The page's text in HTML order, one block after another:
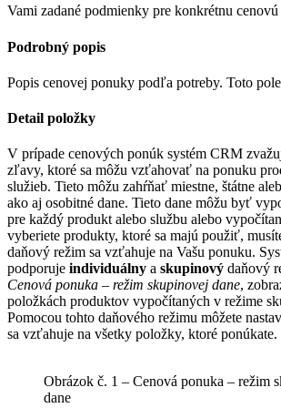
Vami zadané podmienky pre konkrétnu
Podrobný popis
Popis cenovej ponuky podľa potreby. Toto
Detail položky
V prípade cenových ponúk systém CRM
zľavy, ktoré sa môžu vzťahovať na ponuku
služieb. Tieto môžu zahŕňať miestne, štátne
ako aj osobitné dane. Tieto dane môžu byť
pre každý produkt alebo službu alebo
vyberiete produkty, ktoré sa majú použiť,
daňový režim sa vzťahuje na Vašu ponuku.
podporuje individuálny a skupinový daňový
Cenová ponuka – režim skupinovej dane,
položkách produktov vypočítaných v režime
Pomocou tohto daňového režimu môžete
sa vzťahuje na všetky položky, ktoré ponúkate.
Obrázok č. 1 – Cenová ponuka – režim
dane